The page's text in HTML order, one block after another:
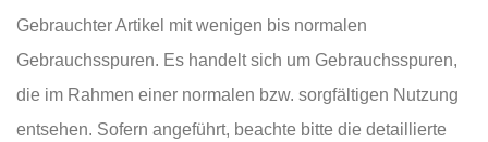
Gebrauchter Artikel mit wenigen bis normalen
Gebrauchsspuren. Es handelt sich um Gebrauchsspuren,
die im Rahmen einer normalen bzw. sorgfältigen Nutzung
entsehen. Sofern angeführt, beachte bitte die detaillierte